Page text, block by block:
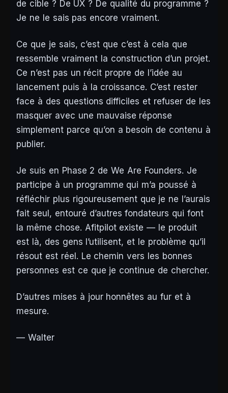
de cible ? De UX ? De qualité du programme ?
Je ne le sais pas encore vraiment.
Ce que je sais, c’est que c’est à cela que
ressemble vraiment la construction d’un projet.
Ce n’est pas un récit propre de l’idée au
lancement puis à la croissance. C’est rester
face à des questions difficiles et refuser de les
masquer avec une mauvaise réponse
simplement parce qu’on a besoin de contenu à
publier.
Je suis en Phase 2 de We Are Founders. Je
participe à un programme qui m’a poussé à
réfléchir plus rigoureusement que je ne l’aurais
fait seul, entouré d’autres fondateurs qui font
la même chose. Afitpilot existe — le produit
est là, des gens l’utilisent, et le problème qu’il
résout est réel. Le chemin vers les bonnes
personnes est ce que je continue de chercher.
D’autres mises à jour honnêtes au fur et à
mesure.
— Walter